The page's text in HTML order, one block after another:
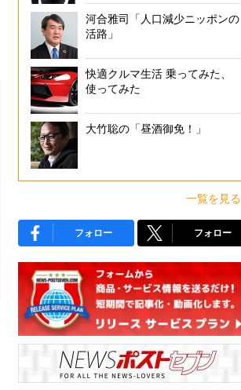
河合雅司「人口減少ニッポンの
活路」
快適クルマ生活 乗ってみた、
使ってみた
大竹聡の「昼酒御免！」
一覧を見る
フォロー フォロー